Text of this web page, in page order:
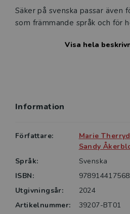
Säker på svenska passar även
som främmande språk och för
antal övningar på kapitlens
DET DIGITALA LÄROMEDLET
Den interaktiva övningsboken
interaktiva uppgifter där
grammatik, ordkunskap, fraser
• Interaktiv version av
Visa hela
Information
Författare:
Marie
Sandy
Språk:
Svenska
ISBN:
Utgivningsår:
2024
Artikelnummer:
39207-BT01